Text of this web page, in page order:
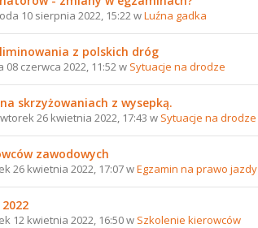
10 sierpnia 2022, 15:22 wLuźna gadka
z polskich dróg
08 czerwca 2022, 11:52 w Sytuacje na drodze
skrzyżowaniach z wysepką.
26 kwietnia 2022, 17:43 w Sytuacje na drodze
zawodowych
26 kwietnia 2022, 17:07 wEgzamin na prawo jazdy
12 kwietnia 2022, 16:50 w Szkolenie kierowców